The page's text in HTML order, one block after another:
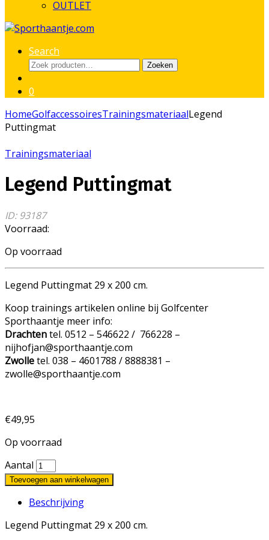
OUTLET
Search
Zoeken
Zoeken
0
HomeGolfaccessoiresTrainingsmateriaalLegend
Puttingmat
Trainingsmateriaal
Legend Puttingmat
ID: 93187
Voorraad:
Op voorraad
Legend Puttingmat 29 x 200 cm.
Koop trainings artikelen online bij Golfcenter
Sporthaantje meer info:
Drachtentel. 0512 – 546622 / 766228 –
nijhofjan@sporthaantje.com
Zwolletel. 038 – 4601788 / 8888381 –
zwolle@sporthaantje.com
€49,95
Op voorraad
Aantal
Toevoegen aan winkelwagen
Beschrijving
Legend Puttingmat 29 x 200 cm.